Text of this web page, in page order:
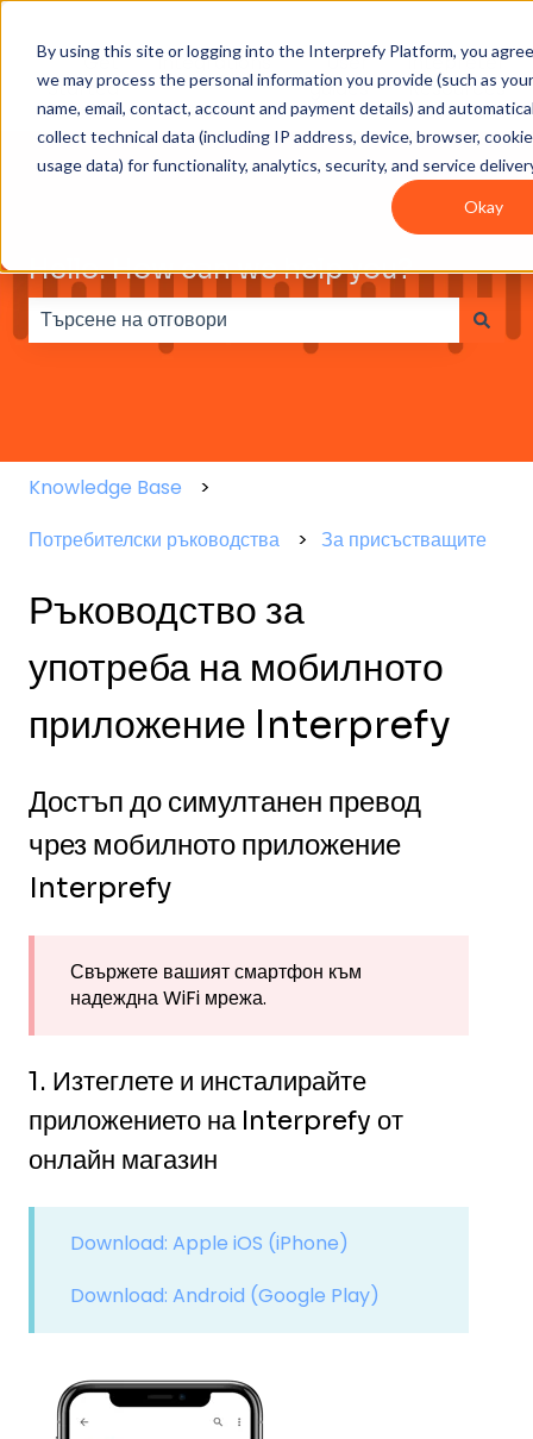
By using this site or logging into the Interprefy Platform, you
we may process the personal information you provide (such as your
name, email, contact, account and payment details) and
collect technical data (including IP address, device, browser,
usage data) for functionality, analytics, security, and service
Okay
Get
Started
Integrations
User
guides
Intepreter
Resources
Hello. How can we help you?
Няма предложения, защото полето за търсене е
Knowledge Base
Потребителски ръководства
За присъстващите
Ръководство за
употреба на мобилното
приложение Interprefy
Достъп до симултанен превод
чрез мобилното приложение
Interprefy
Свържете вашият смартфон към
надеждна WiFi мрежа.
1. Изтеглете и инсталирайте
приложението на Interprefy от
онлайн магазин
Download: Apple iOS (iPhone)
Download: Android (Google Play)